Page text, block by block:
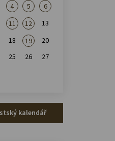
4 5
6
11 12
13
18 19
20
25 26
27
kalendář